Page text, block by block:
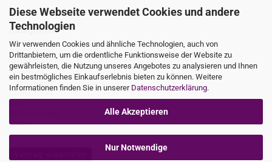
Diese Webseite verwendet Cookies und andere
Technologien
Wir verwenden Cookies und ähnliche Technologien, auch von
Drittanbietern, um die ordentliche Funktionsweise der Website zu
gewährleisten, die Nutzung unseres Angebotes zu analysieren und Ihnen
ein bestmögliches Einkaufserlebnis bieten zu können. Weitere
Informationen finden Sie in unserer Datenschutzerklärung.
Alle Akzeptieren
Nur Notwendige
Kategorien
Unterwäsche
Nachtwäsche
Sportwäsche
Homewear
Bademoden
Übergrössen
Marken